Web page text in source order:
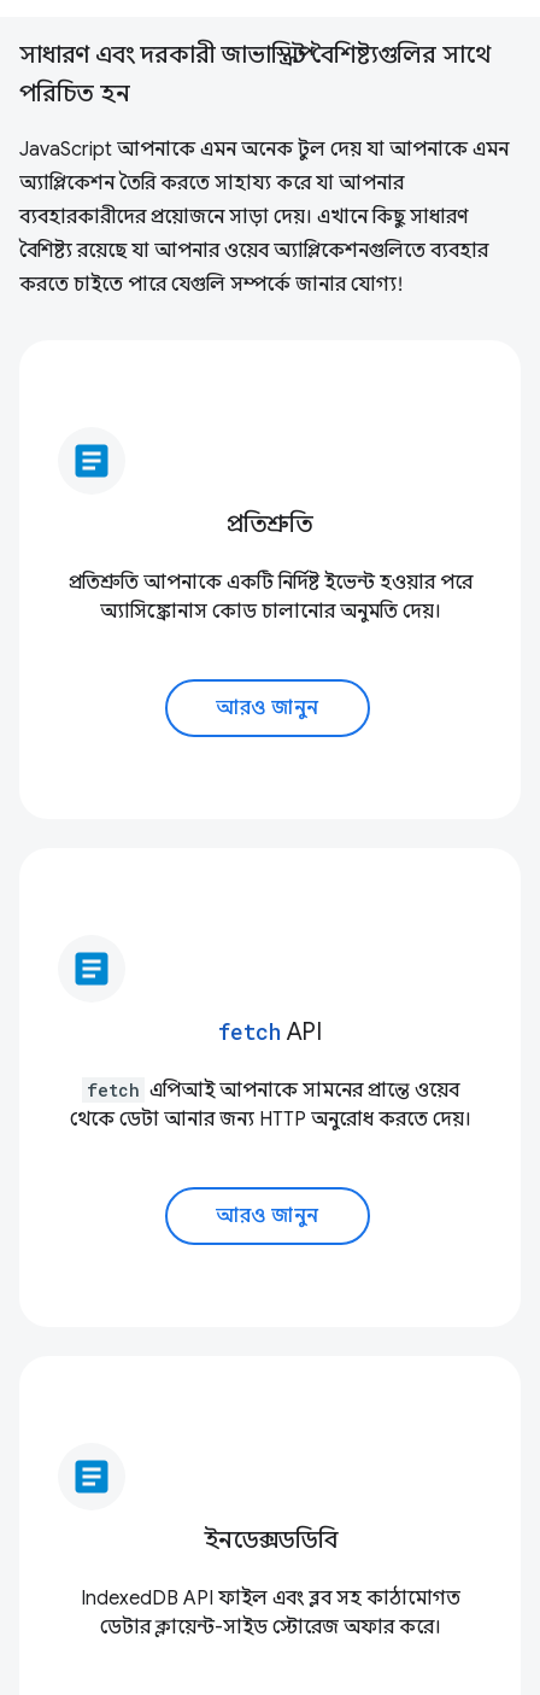
সাধারণ এবং দরকারী জাভাস্ক্রিপ্ট বৈশিষ্ট্যগুলির সাথে
পরিচিত হন
JavaScript আপনাকে এমন অনেক টুল দেয় যা আপনাকে এমন
অ্যাপ্লিকেশন তৈরি করতে সাহায্য করে যা আপনার
ব্যবহারকারীদের প্রয়োজনে সাড়া দেয়। এখানে কিছু সাধারণ
বৈশিষ্ট্য রয়েছে যা আপনার ওয়েব অ্যাপ্লিকেশনগুলিতে ব্যবহার
করতে চাইতে পারে যেগুলি সম্পর্কে জানার যোগ্য!
article
প্রতিশ্রুতি
প্রতিশ্রুতি আপনাকে একটি নির্দিষ্ট ইভেন্ট হওয়ার পরে
অ্যাসিঙ্ক্রোনাস কোড চালানোর অনুমতি দেয়।
আরও জানুন
article
fetch API
fetch এপিআই আপনাকে সামনের প্রান্তে ওয়েব
থেকে ডেটা আনার জন্য HTTP অনুরোধ করতে দেয়।
আরও জানুন
article
ইনডেক্সডডিবি
IndexedDB API ফাইল এবং ব্লব সহ কাঠামোগত
ডেটার ক্লায়েন্ট-সাইড স্টোরেজ অফার করে।